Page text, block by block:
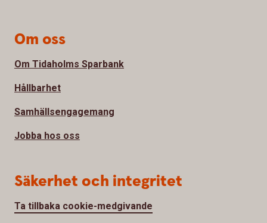
Om oss
Om Tidaholms Sparbank
Hållbarhet
Samhällsengagemang
Jobba hos oss
Säkerhet och integritet
Ta tillbaka cookie-medgivande